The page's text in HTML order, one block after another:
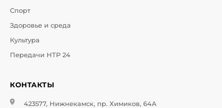
Спорт
Здоровье и среда
Культура
Передачи НТР 24
КОНТАКТЫ
423577, Нижнекамск, пр. Химиков, 64А